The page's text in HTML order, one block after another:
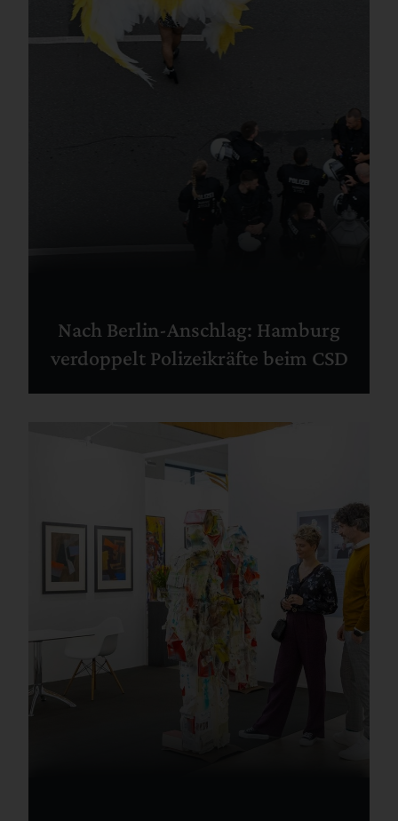
Nach Berlin-Anschlag: Hamburg
verdoppelt Polizeikräfte beim CSD